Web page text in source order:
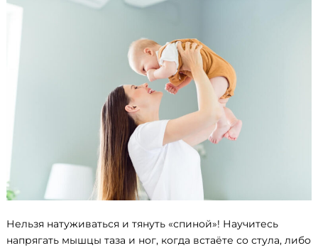
Нельзя натуживаться и тянуть «спиной»! Научитесь
напрягать мышцы таза и ног, когда встаёте со стула, либо